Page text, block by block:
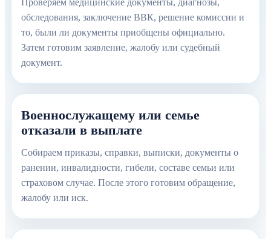
Проверяем медицинские документы, диагнозы,
обследования, заключение ВВК, решение комиссии и
то, были ли документы приобщены официально.
Затем готовим заявление, жалобу или судебный
документ.
Военнослужащему или семье
отказали в выплате
Собираем приказы, справки, выписки, документы о
ранении, инвалидности, гибели, составе семьи или
страховом случае. После этого готовим обращение,
жалобу или иск.